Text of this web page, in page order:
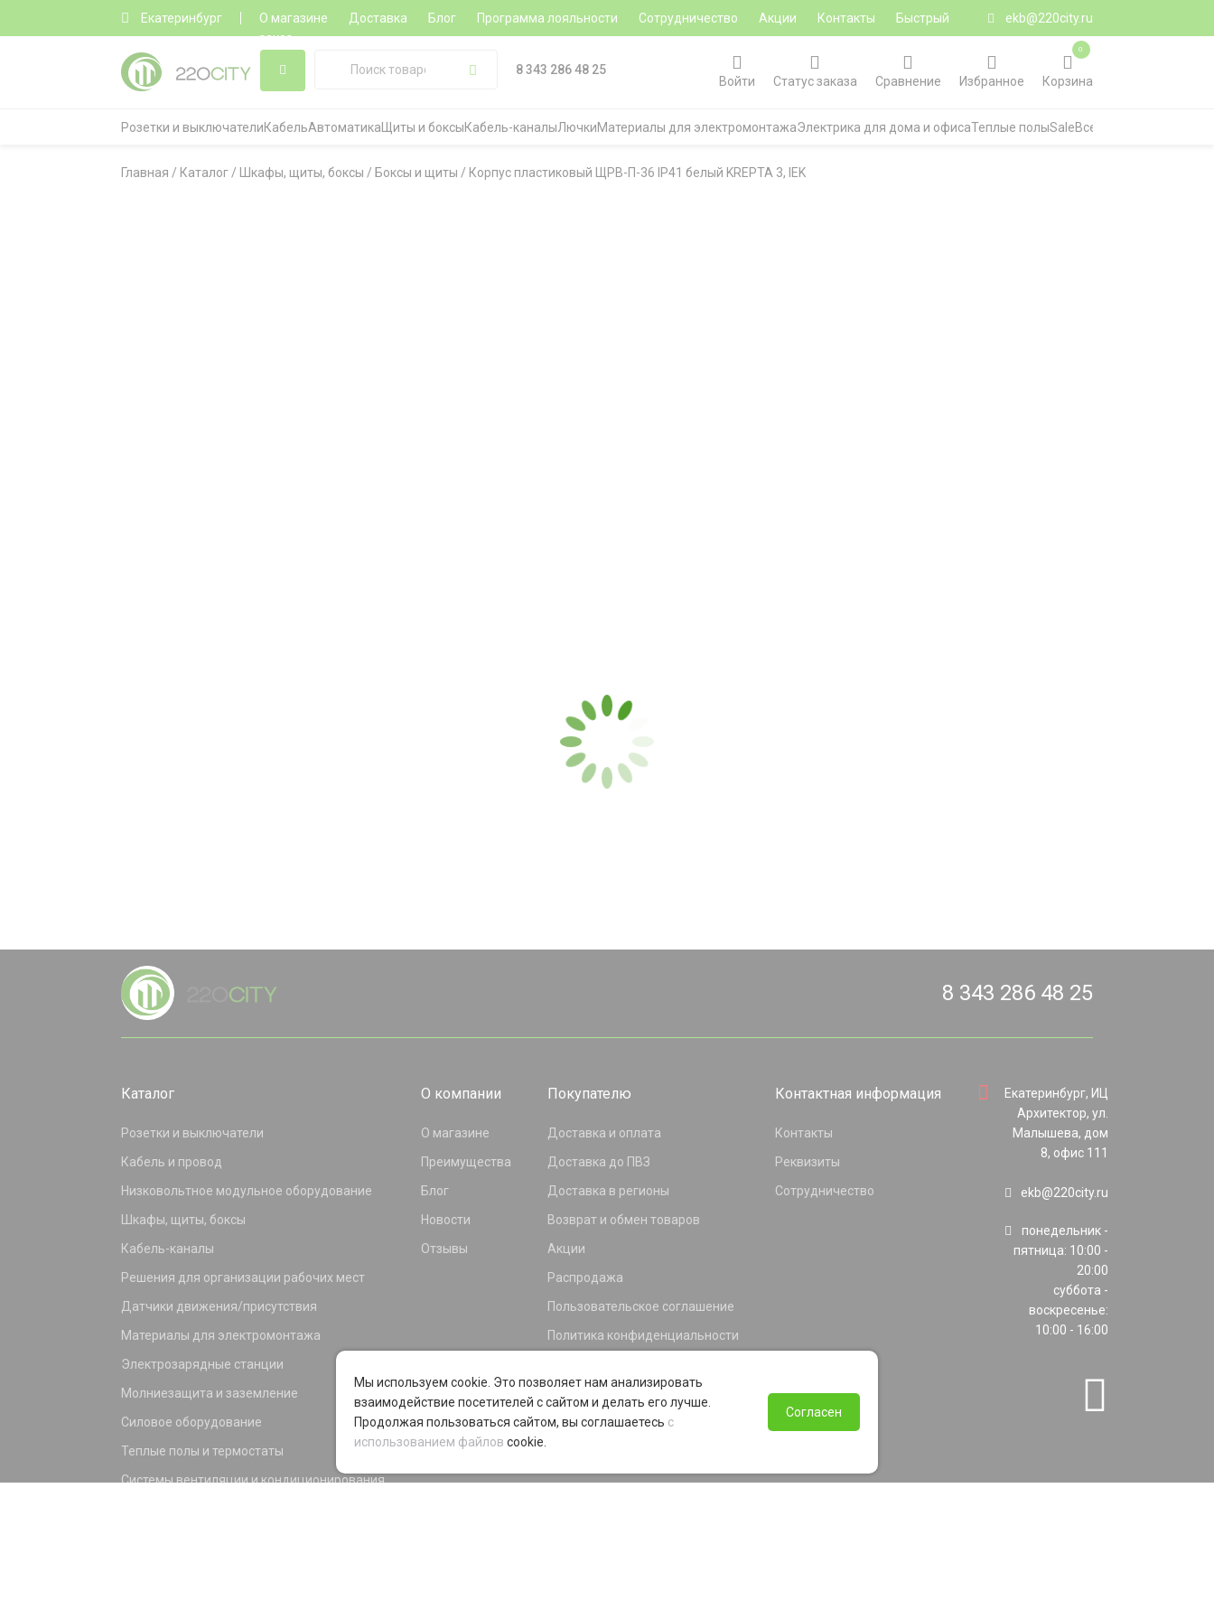
Екатеринбург О магазине Доставка Блог Программа лояльности Сотрудничество Акции Контакты
Быстрый
заказ
ekb@220city.ru
8 343 286 48 25
Войти
Статус заказа Сравнение Избранное Корзина
0
Розетки и выключателиКабельАвтоматика Щиты и боксыКабель-каналыЛючкиМатериалы для электромонтажаЭлектрика для дома и офисаТеплые полыSaleВсе категории
Главная / Каталог / Шкафы, щиты, боксы / Боксы и щиты / Корпус пластиковый ЩРВ-П-36 IP41 белый KREPTA 3, IEK
8 343 286 48 25
Каталог
Розетки и выключатели
Кабель и провод
Низковольтное модульное оборудование
Шкафы, щиты, боксы
Кабель-каналы
Решения для организации рабочих мест
Датчики движения/присутствия
Материалы для электромонтажа
Электрозарядные станции
Молниезащита и заземление
Силовое оборудование
Теплые полы и термостаты
Системы вентиляции и кондиционирования
О компании
О магазине
Преимущества
Блог
Новости
Отзывы
Покупателю
Доставка и оплата
Доставка до ПВЗ
Доставка в регионы
Возврат и обмен товаров
Акции
Распродажа
Пользовательское соглашение
Политика конфиденциальности
Программа лояльности
Контактная информация
Контакты
Реквизиты
Сотрудничество
Екатеринбург, ИЦ
Архитектор, ул.
Малышева, дом
8, офис 111
ekb@220city.ru
понедельник -
пятница: 10:00 -
20:00
суббота -
воскресенье:
10:00 - 16:00
Мы используем cookie. Это позволяет нам анализировать
взаимодействие посетителей с сайтом и делать его лучше.
Продолжая пользоваться сайтом, вы соглашаетесь с
использованием файлов cookie.
Согласен